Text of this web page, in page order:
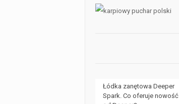
Łódka zanętowa Deeper
Spark. Co oferuje nowość